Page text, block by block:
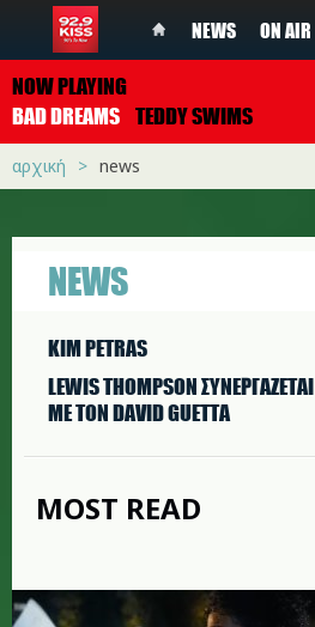
NEWS ON AIR
NOW PLAYING
BAD DREAMS TEDDY SWIMS
αρχική news
NEWS
KIM PETRAS
LEWIS THOMPSON ΣΥΝΕΡΓAΖΕΤΑΙ
ΜΕ ΤΟΝ DAVID GUETTA
MOST READ